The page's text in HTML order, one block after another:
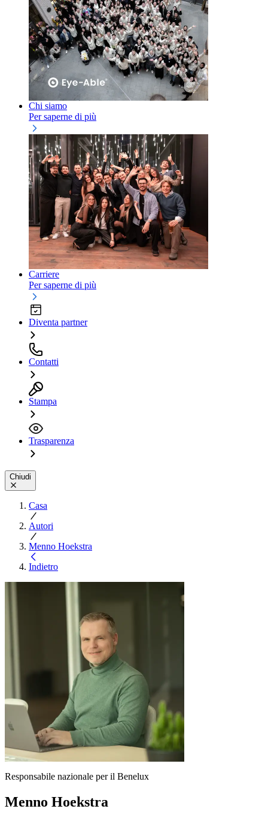
Chi siamo
Per saperne di più
Carriere
Per saperne di più
Diventa partner
Contatti
Stampa
Trasparenza
Chiudi
Casa
Autori
Menno Hoekstra
Indietro
Responsabile nazionale per il Benelux
Menno Hoekstra